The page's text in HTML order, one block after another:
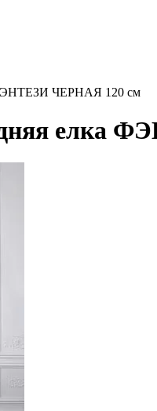
ФЭНТЕЗИ ЧЕРНАЯ 120 см
елка